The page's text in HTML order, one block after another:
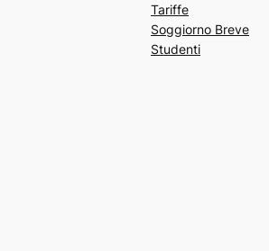
Tariffe
Soggiorno Breve
Studenti